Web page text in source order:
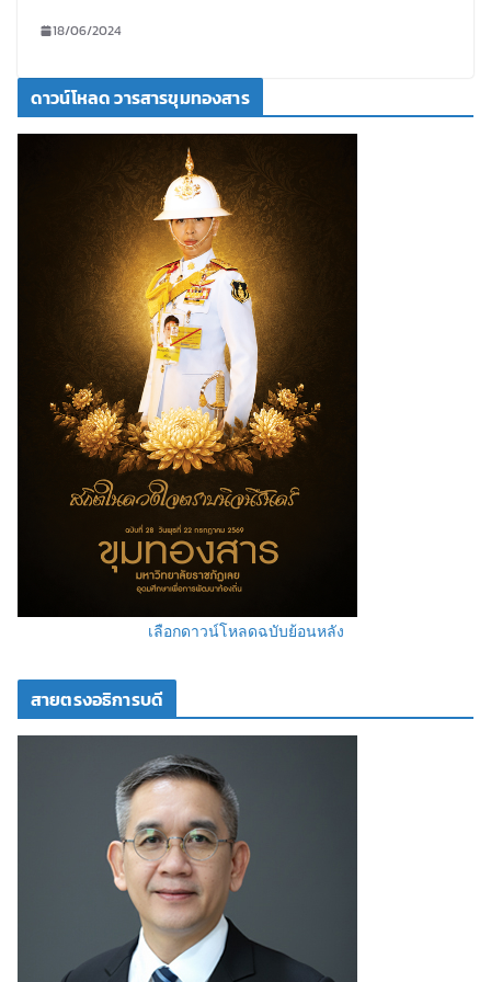
18/06/2024
ดาวน์โหลด วารสารขุมทองสาร
เลือกดาวน์โหลดฉบับย้อนหลัง
สายตรงอธิการบดี